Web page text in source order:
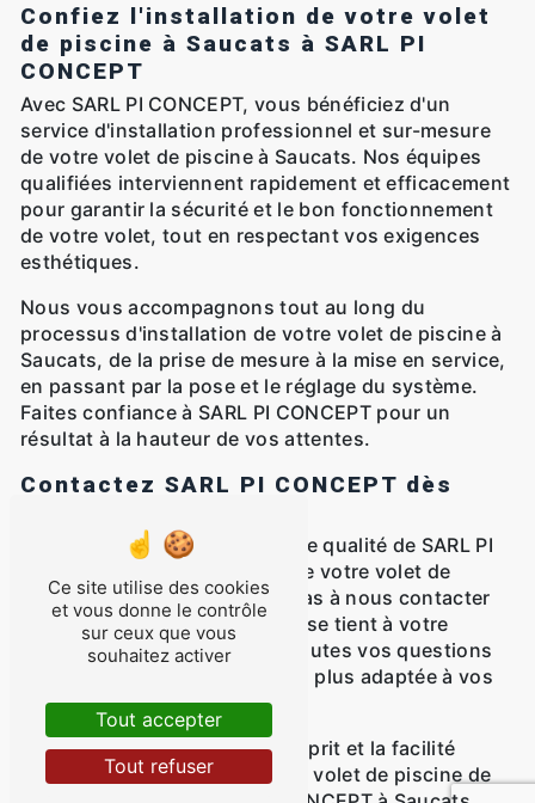
Confiez l'installation de votre volet
de piscine à Saucats à SARL PI
CONCEPT
Avec SARL PI CONCEPT, vous bénéficiez d'un
service d'installation professionnel et sur-mesure
de votre volet de piscine à Saucats. Nos équipes
qualifiées interviennent rapidement et efficacement
pour garantir la sécurité et le bon fonctionnement
de votre volet, tout en respectant vos exigences
esthétiques.
Nous vous accompagnons tout au long du
processus d'installation de votre volet de piscine à
Saucats, de la prise de mesure à la mise en service,
en passant par la pose et le réglage du système.
Faites confiance à SARL PI CONCEPT pour un
résultat à la hauteur de vos attentes.
Contactez SARL PI CONCEPT dès
Pour bénéficier des services de qualité de SARL PI
CONCEPT pour l'installation de votre volet de
piscine à Saucats, n'hésitez pas à nous contacter
dès aujourd'hui. Notre équipe se tient à votre
disposition pour répondre à toutes vos questions
et vous proposer la solution la plus adaptée à vos
besoins.
Offrez-vous la tranquillité d'esprit et la facilité
d'utilisation en optant pour un volet de piscine de
Ce site utilise des cookies
et vous donne le contrôle
sur ceux que vous
souhaitez activer
Tout accepter
Tout refuser